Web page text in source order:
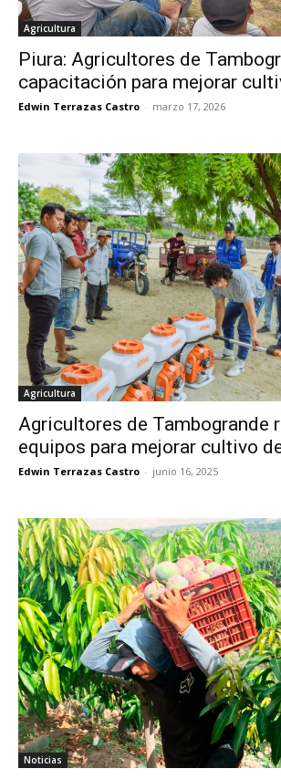
Agricultura
Piura: Agricultores de
capacitación para mejorar
Edwin Terrazas Castro - marzo 17, 2026
Agricultura
Agricultores de Tambogrande
equipos para mejorar cultivo
Edwin Terrazas Castro - junio 16, 2025
Noticias